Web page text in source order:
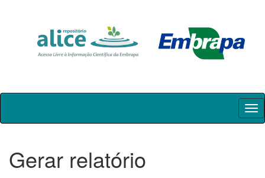
Skip
Gerar relatório